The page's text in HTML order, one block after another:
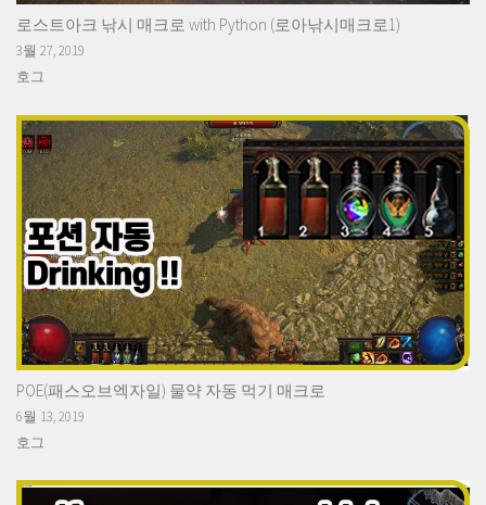
로스트아크 낚시 매크로 with Python (로아낚시매크로1)
3월 27, 2019
호그
POE(패스오브엑자일) 물약 자동 먹기 매크로
6월 13, 2019
호그